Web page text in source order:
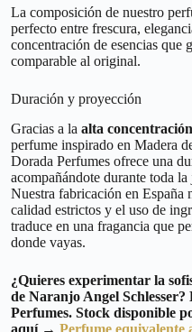
La composición de nuestro
perfecto entre frescura,
concentración de esencias que
comparable al original.
Duración y proyección
Gracias a la alta concentración
perfume inspirado en Madera
Dorada Perfumes ofrece una
acompañándote durante toda
Nuestra fabricación en España
calidad estrictos y el uso de
traduce en una fragancia que
donde vayas.
¿Quieres experimentar la
de Naranjo Angel
Perfumes. Stock disponible
aquí → Perfume equivalente